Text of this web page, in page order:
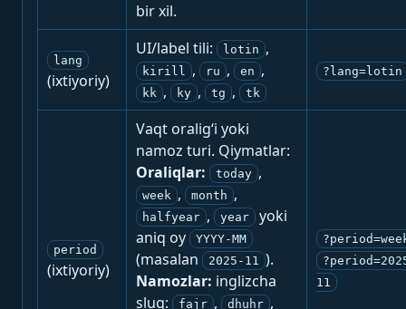
bir xil.
lang
(ixtiyoriy)
UI/label tili: lotin ,
kirill , ru , en ,
kk , ky , tg , tk
?lang=lotin
period
(ixtiyoriy)
Vaqt oralig‘i yoki
namoz turi. Qiymatlar:
Oraliqlar:
today ,
week , month ,
halfyear , year
yoki
aniq oy
YYYY-MM
(masalan 2025-11 ).
Namozlar: inglizcha
slug:
fajr , dhuhr ,
11